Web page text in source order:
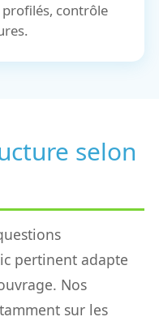
contrôle
selon
pertinent adapte
Nos
sur les